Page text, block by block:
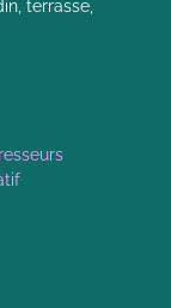
terrasse,